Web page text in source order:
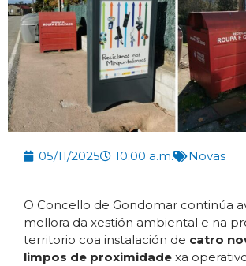
05/11/2025 10:00 a.m. Novas
O Concello de Gondomar continúa
mellora da xestión ambiental e na
territorio coa instalación de catro
limpos de proximidade xa